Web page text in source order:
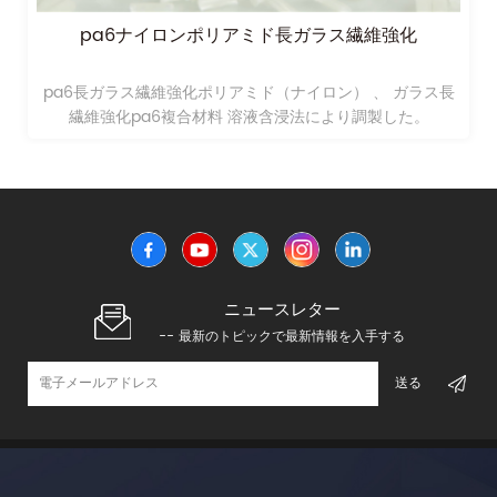
pa6ナイロンポリアミド長ガラス繊維強化
pa6長ガラス繊維強化ポリアミド（ナイロン） 、 ガラス長
繊維強化pa6複合材料 溶液含浸法により調製した。
ニュースレター
-- 最新のトピックで最新情報を入手する